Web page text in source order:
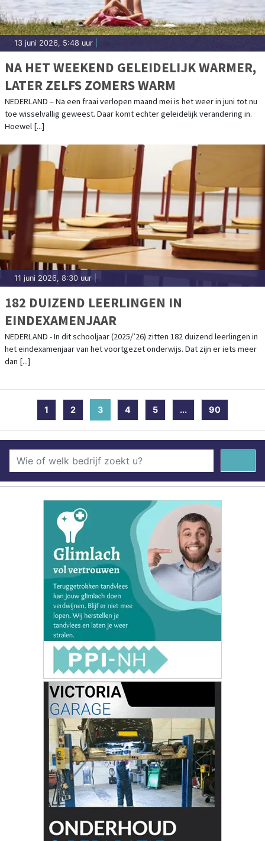
13 juni 2026, 5:48 uur
NA HET WEEKEND GELEIDELIJK WARMER,
LATER ZELFS ZOMERS WARM
NEDERLAND – Na een fraai verlopen maand mei is het weer in juni tot nu
toe wisselvallig geweest. Daar komt echter geleidelijk verandering in.
Hoewel [...]
11 juni 2026, 8:30 uur
182 DUIZEND LEERLINGEN IN
EINDEXAMENJAAR
NEDERLAND - In dit schooljaar (2025/’26) zitten 182 duizend leerlingen in
het eindexamenjaar van het voortgezet onderwijs. Dat zijn er iets meer
dan [...]
1 2 3 (current)
4 5 ... 90